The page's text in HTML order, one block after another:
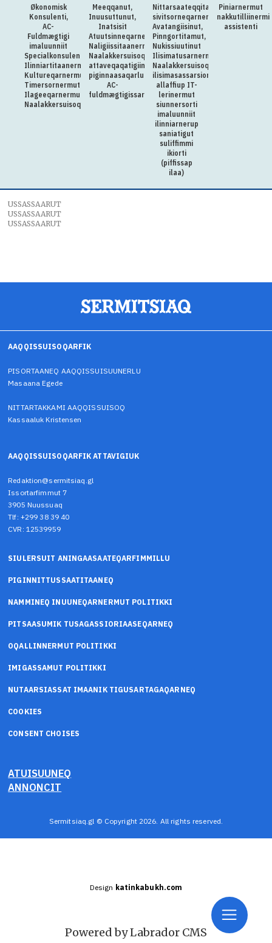
Økonomisk
Konsulenti,
AC-
Fuldmægtigi
imaluunniit
Specialkonsulenti
Ilinniartitaanermut,
Kultureqarnermut,
Timersornermut
Ilageeqarnermullu
Naalakkersuisoqarfimmut
Meeqqanut,
Inuusuttunut,
Inatsisit
Atuutsinneqarnerannut
Naligiissitaanermullu
Naalakkersuisoqarfik
attaveqaqatigiinnermut
piginnaasaqarluartumik
AC-
fuldmægtigissarsiorpoq
Nittarsaateqqitaq:Killiliussap
sivitsorneqarnera:
Avatangiisinut,
Pinngortitamut,
Nukissiuutinut
Ilisimatusarnermullu
Naalakkersuisoqarfimmi
ilisimasassarsiornermut
allaffiup IT-
lerinermut
siunnersorti
imaluunniit
ilinniarnerup
saniatigut
suliffimmi
ikiorti
(piffissap
ilaa)
Piniarnermut
nakkutilliinermi
assistenti
USSASSAARUT
USSASSAARUT
USSASSAARUT
AAQQISSUISOQARFIK
PISORTAANEQ AAQQISSUISUUNERLU
Masaana Egede
NITTARTAKKAMI AAQQISSUISOQ
Kassaaluk Kristensen
AAQQISSUISOQARFIK ATTAVIGIUK
Redaktion@sermitsiaq.gl
Issortarfimmut 7
3905 Nuussuaq
Tlf: +299 38 39 40
CVR: 12539959
SIULERSUIT ANINGAASAATEQARFIMMILLU
PIGINNITTUSSAATITAANEQ
NAMMINEQ INUUNEQARNERMUT POLITIKKI
PITSAASUMIK TUSAGASSIORIAASEQARNEQ
OQALLINNERMUT POLITIKKI
IMIGASSAMUT POLITIKKI
NUTAARSIASSAT IMAANIK TIGUSARTAGAQARNEQ
COOKIES
CONSENT CHOISES
ATUISUUNEQ
ANNONCIT
Sermitsiaq.gl © Copyright 2026. All rights reserved.
Design katinkabukh.com
Powered by Labrador CMS